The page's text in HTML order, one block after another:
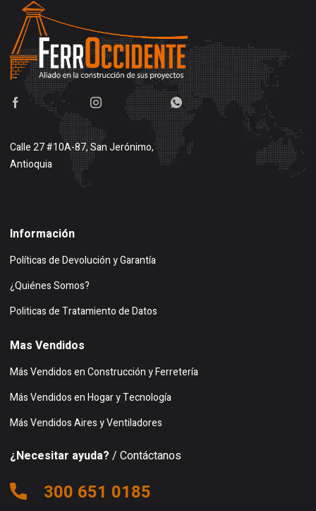
Calle 27 #10A-87, San Jerónimo,
Antioquia
Información
Políticas de Devolución y Garantía
¿Quiénes Somos?
Politicas de Tratamiento de Datos
Mas Vendidos
Más Vendidos en Construcción y Ferretería
Más Vendidos en Hogar y Tecnología
Más Vendidos Aires y Ventiladores
¿Necesitar ayuda? / Contáctanos
300 651 0185